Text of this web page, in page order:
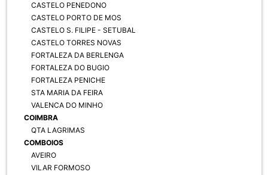
CASTELO PENEDONO
CASTELO PORTO DE MOS
CASTELO S. FILIPE - SETUBAL
CASTELO TORRES NOVAS
FORTALEZA DA BERLENGA
FORTALEZA DO BUGIO
FORTALEZA PENICHE
STA MARIA DA FEIRA
VALENCA DO MINHO
COIMBRA
QTA LAGRIMAS
COMBOIOS
AVEIRO
VILAR FORMOSO